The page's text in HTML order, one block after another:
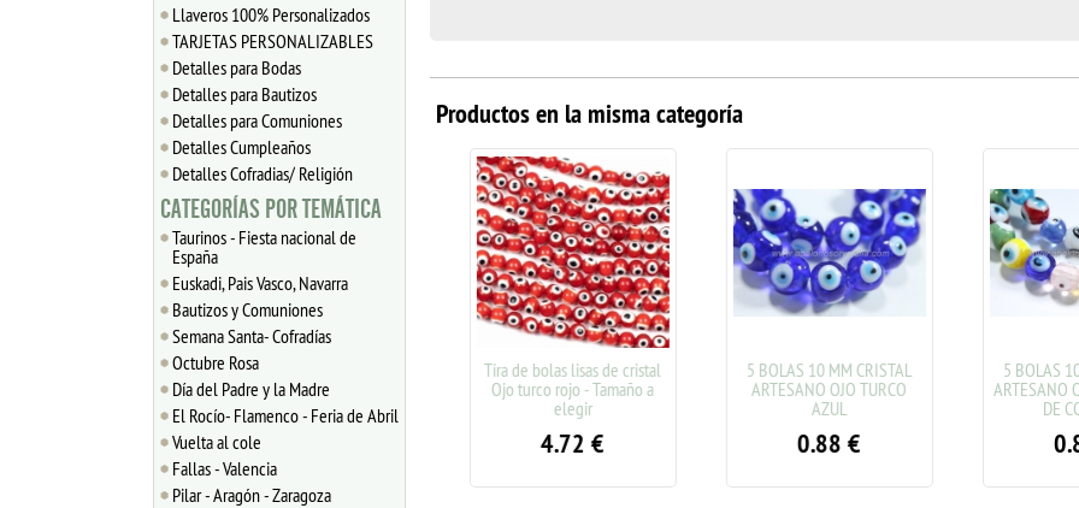
Llaveros 100% Personalizados
TARJETAS PERSONALIZABLES
Detalles para Bodas
Detalles para Bautizos
Detalles para Comuniones
Detalles Cumpleaños
Detalles Cofradias/ Religión
CATEGORÍAS POR TEMÁTICA
Taurinos - Fiesta nacional de
España
Euskadi, Pais Vasco, Navarra
Bautizos y Comuniones
Semana Santa- Cofradías
Octubre Rosa
Día del Padre y la Madre
El Rocío- Flamenco - Feria de Abril
Vuelta al cole
Fallas - Valencia
Pilar - Aragón - Zaragoza
Productos en la misma categoría
5 BOLAS OJO TURCO
ARTESANO AZUL 12mm
1.60€
Tira de bolas lisas de cristal
Ojo turco rojo - Tamaño a
elegir
4.72€
5 BOLAS 10 MM CRISTAL
ARTESANO OJO TURCO
AZUL
0.88€
5 BOLAS 10
ARTESANO
DE